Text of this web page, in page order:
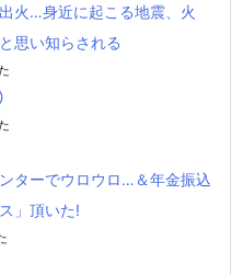
火…身近に起こる地震、火
思い知らされる
ターでウロウロ…＆年金振込
」頂いた!